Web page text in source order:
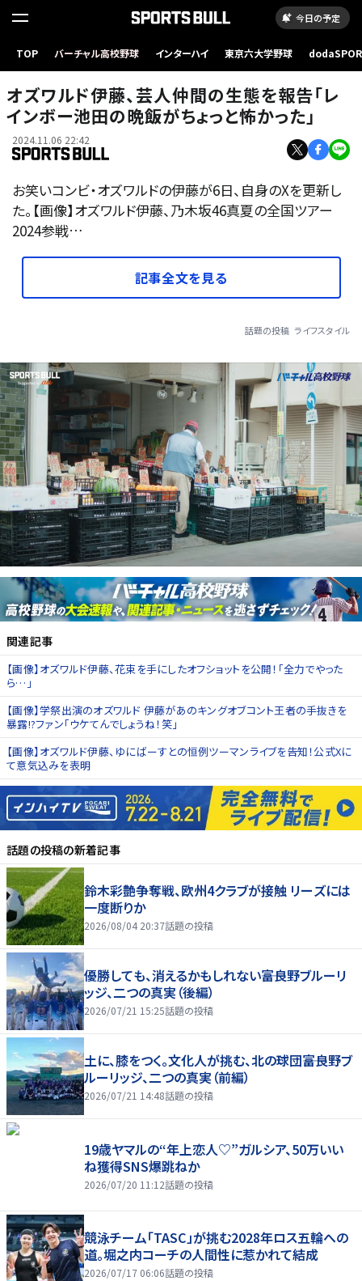
今日の予定
TOP バーチャル高校野球 インターハイ 東京六大学野球
オズワルド伊藤、芸人仲間の生態を報告「レ
インボー池田の晩飯がちょっと怖かった」
2024.11.06 22:42
お笑いコンビ・オズワルドの伊藤が6日、自身のXを更新し
た。【画像】オズワルド伊藤、乃木坂46真夏の全国ツアー
2024参戦…
記事全文を見る
話題の投稿 ライフスタイル
関連記事
【画像】オズワルド伊藤、花束を手にしたオフショットを公開！「全力でやった
ら…」
【画像】学祭出演のオズワルド 伊藤があのキングオブコント王者の手抜きを
暴露!?ファン「ウケてんでしょうね！笑」
【画像】オズワルド伊藤、ゆにばーすとの恒例ツーマンライブを告知！公式Xに
て意気込みを表明
話題の投稿の新着記事
鈴木彩艶争奪戦、欧州4クラブが接触 リーズには
一度断りか
2026/08/04 20:37話題の投稿
優勝しても、消えるかもしれない――富良野ブルーリ
ッジ、二つの真実（後編）
2026/07/21 15:25話題の投稿
土に、膝をつく。文化人が挑む、北の球団――富良野ブ
ルーリッジ、二つの真実（前編）
2026/07/21 14:48話題の投稿
19歳ヤマルの“年上恋人♡”ガルシア、50万いい
ね獲得SNS爆跳ねか
2026/07/20 11:12話題の投稿
競泳チーム「TASC」が挑む2028年ロス五輪への
道。堀之内コーチの人間性に惹かれて結成
2026/07/17 06:06話題の投稿